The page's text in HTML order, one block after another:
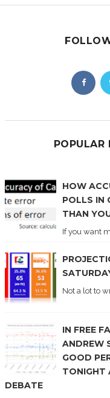
POPULAR
HOW
POLLS IN
THAN
If you want
Not a lot to
IN FREE
ANDREW
GOOD
TONIGHT
DEBATE